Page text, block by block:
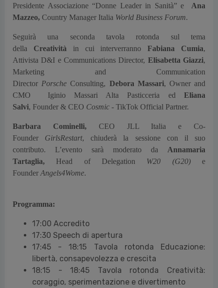
Presidente Associazione “Donne Leader in Sanità” e Ana
Mazzeo, Country Manager Italia World Business Forum.
Seguirà una seconda tavola rotonda sul tema
della Creatività in cui interverrannoFabiana Cumia,
Attivista D&I e Communications Director, Elisabetta Giazzi,
Marketing and Communication
Director Porsche Consulting, Debora Massari, Owner and
CMO Iginio Massari Alta Pasticceria ed Eliana
Salvi, Founder & CEO Cosmic - TikTok Official Partner.
Barbara Cominelli, CEO JLL Italia e Co-
Founder GirlsRestart, chiuderà la sessione con il suo
contributo. L’evento sarà moderato da Annamaria
Tartaglia, Head of Delegation W20 (G20)e
Founder Angels4Wome.
Programma:
17:00 Accredito
17:30 Speech di apertura
17:45 - 18:15 Tavola rotonda Educazione:
libertà, consapevolezza e crescita
18:15 - 18:45 Tavola rotonda Creatività:
coraggio, sperimentazione e divertimento